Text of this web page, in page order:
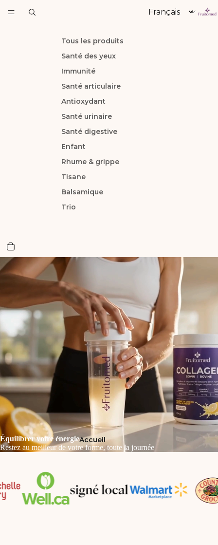
Tous les produits
Santé des yeux
Immunité
Santé articulaire
Antioxydant
Santé urinaire
Santé digestive
Enfant
Rhume & grippe
Tisane
Balsamique
Trio
Accueil
Langue
Équilibrer votre énergie
Restez au meilleur de votre forme, toute la journée